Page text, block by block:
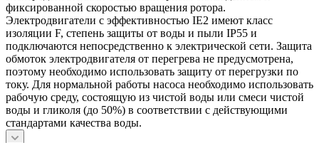
фиксированной скоростью вращения ротора.
Электродвигатели с эффективностью IE2 имеют класс
изоляции F, степень защиты от воды и пыли IP55 и
подключаются непосредственно к электрической сети. Защита
обмоток электродвигателя от перегрева не предусмотрена,
поэтому необходимо использовать защиту от перегрузки по
току. Для нормальной работы насоса необходимо использовать
рабочую среду, состоящую из чистой воды или смеси чистой
воды и гликоля (до 50%) в соответствии с действующими
стандартами качества воды.